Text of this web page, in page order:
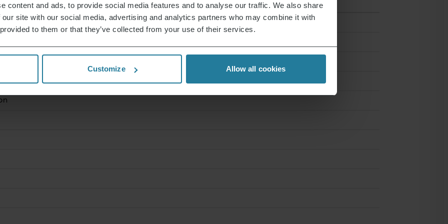
content and ads, to provide social media features and to analyse our traffic. We also share
site with our social media, advertising and analytics partners who may combine it with
to them or that they’ve collected from your use of their services.
Customize Allow all cookies